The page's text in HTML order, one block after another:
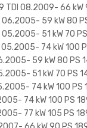
TDI 08.2009- 66 kW
06.2005- 59 kW 80
05.2005- 51 kW 70
05.2005- 74 kW 100
59 kW 80 PS
51 kW 70 PS
74 kW 100 PS
74 kW 100 PS
77 kW 105 PS